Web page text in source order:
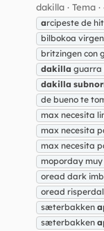
dakilla Tema
arcipeste de
bilbokoa virgen
britzingen con
dakilla guarra
dakilla
de bueno te
max necesita
max necesita
max necesita
moporday muy
oread dark
oread risperdal
sæterbakken a
sæterbakken a